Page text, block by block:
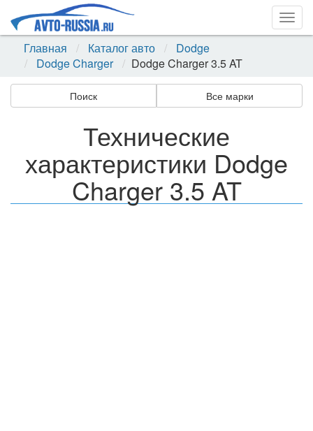
Главная
Каталог авто
Dodge
Dodge Charger
Dodge Charger 3.5 AT
Поиск Все марки
Технические
характеристики Dodge
Charger 3.5 AT